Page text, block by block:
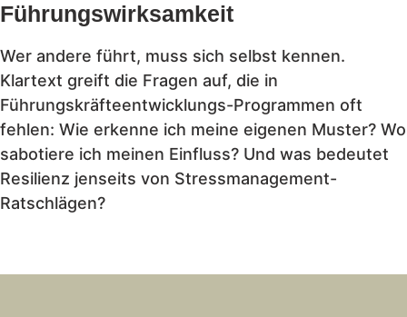
Führungswirksamkeit
Wer andere führt, muss sich selbst kennen.
Klartext greift die Fragen auf, die in
Führungskräfteentwicklungs-Programmen oft
fehlen: Wie erkenne ich meine eigenen Muster? Wo
sabotiere ich meinen Einfluss? Und was bedeutet
Resilienz jenseits von Stressmanagement-
Ratschlägen?